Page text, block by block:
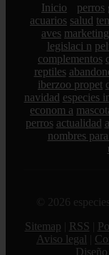
Inicio perros
acuarios salud
aves marketing
legislaci n
complementos
reptiles
iberzoo propet
navidad especies
econom a
perros actualidad
nombres
© 2026
Sitemap
RSS
Aviso legal